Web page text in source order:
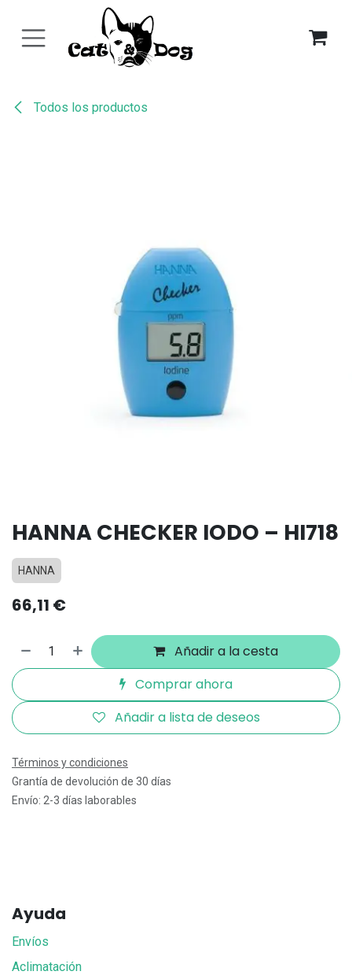
Todos los productos
HANNA CHECKER IODO – HI718
HANNA
66,11 €
Añadir a la cesta
Comprar ahora
Añadir a lista de deseos
Términos y condiciones
Grantía de devolución de 30 días
Envío: 2-3 días laborables
Ayuda
Envíos
Aclimatación